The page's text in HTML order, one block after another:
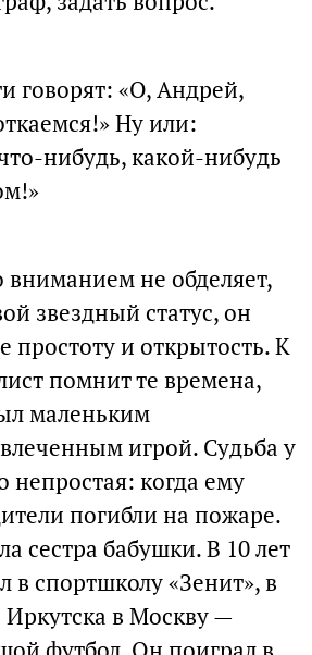
говорят: «О, Андрей,
Ну или:
нибудь, какой-нибудь
не обделяет,
звездный статус, он
простоту и открытость. К
помнит те времена,
маленьким
игрой. Судьба у
когда ему
погибли на пожаре.
сестра бабушки. В 10 лет
спортшколу «Зенит», в
Иркутска в Москву —